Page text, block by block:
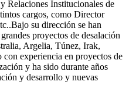
Relaciones Institucionales de
cargos, como Director
su dirección se han
proyectos de desalación
Argelia, Túnez, Irak,
experiencia en proyectos de
y ha sido durante años
y desarrollo y nuevas